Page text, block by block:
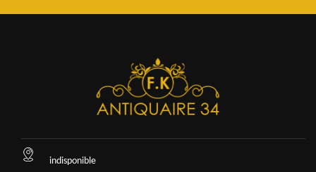
indisponible